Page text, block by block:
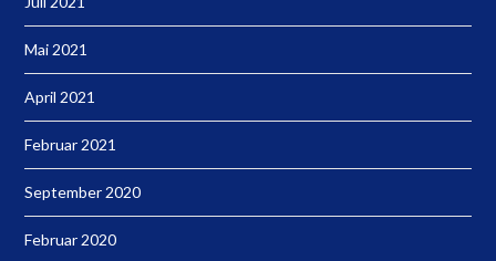
Mai 2021
April 2021
Februar 2021
September 2020
Februar 2020